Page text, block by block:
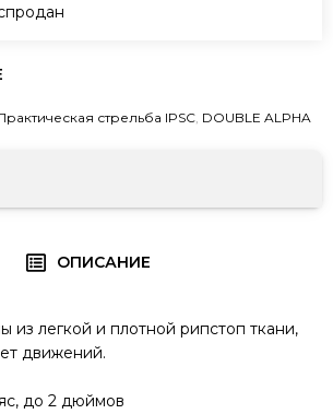
стрельба IPSC, DOUBLE ALPHA
ОПИСАНИЕ
из легкой и плотной рипстоп ткани,
движений.
до 2 дюймов